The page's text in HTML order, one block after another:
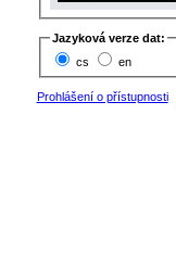
Jazyková verze dat:
cs
en
Prohlášení o přístupnosti